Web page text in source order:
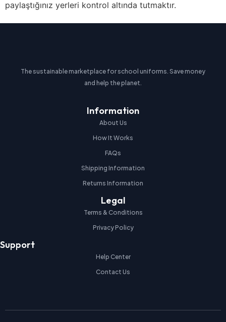
paylaştığınız yerleri kontrol altında tutmaktır.
The sustainable marketplace for school uniforms. Save money
and help the planet.
Information
About Us
How It Works
FAQs
Shipping Information
Returns Information
Legal
Terms & Conditions
Privacy Policy
Support
Help Center
Contact Us